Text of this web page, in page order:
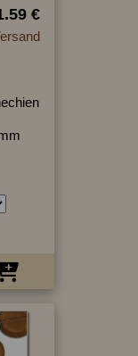
€